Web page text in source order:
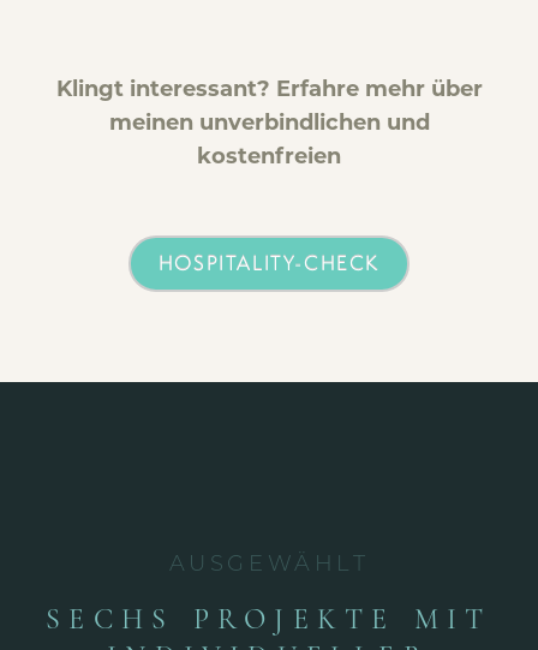
Klingt interessant? Erfahre mehr über
meinen unverbindlichen und
kostenfreien
HOSPITALITY-CHECK
AUSGEWÄHLT
SECHS PROJEKTE MIT